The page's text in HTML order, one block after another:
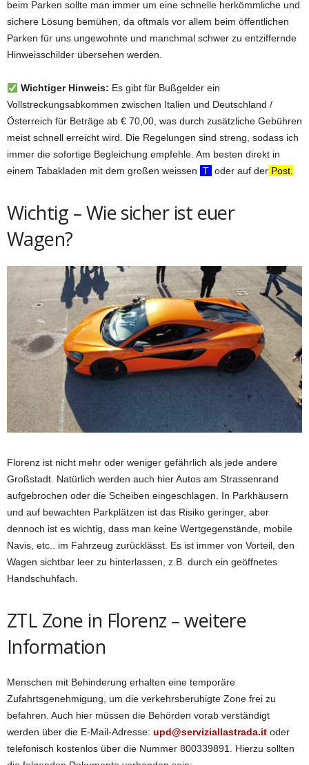
beim Parken sollte man immer um eine schnelle herkömmliche und
sichere Lösung bemühen, da oftmals vor allem beim öffentlichen
Parken für uns ungewohnte und manchmal schwer zu entziffernde
Hinweisschilder übersehen werden.
Wichtiger Hinweis: Es gibt für Bußgelder ein
Vollstreckungsabkommen zwischen Italien und Deutschland /
Österreich für Beträge ab € 70,00, was durch zusätzliche Gebühren
meist schnell erreicht wird. Die Regelungen sind streng, sodass ich
immer die sofortige Begleichung empfehle. Am besten direkt in
einem Tabakladen mit dem großen weissen T oder auf der Post.
Wichtig – Wie sicher ist euer
Wagen?
Florenz ist nicht mehr oder weniger gefährlich als jede andere
Großstadt. Natürlich werden auch hier Autos am Strassenrand
aufgebrochen oder die Scheiben eingeschlagen. In Parkhäusern
und auf bewachten Parkplätzen ist das Risiko geringer, aber
dennoch ist es wichtig, dass man keine Wertgegenstände, mobile
Navis, etc.. im Fahrzeug zurücklässt. Es ist immer von Vorteil, den
Wagen sichtbar leer zu hinterlassen, z.B. durch ein geöffnetes
Handschuhfach.
ZTL Zone in Florenz – weitere
Information
Menschen mit Behinderung erhalten eine temporäre
Zufahrtsgenehmigung, um die verkehrsberuhigte Zone frei zu
befahren. Auch hier müssen die Behörden vorab verständigt
werden über die E-Mail-Adresse: upd@serviziallastrada.it oder
telefonisch kostenlos über die Nummer 800339891.
Hierzu sollten